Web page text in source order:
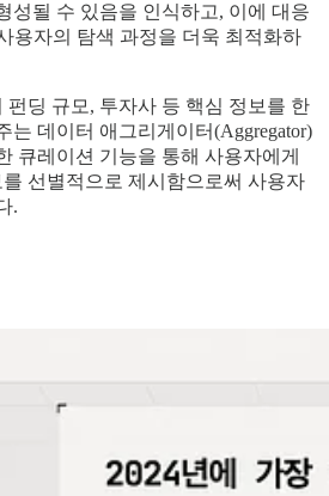
성될 수 있음을 인식하고, 이에 대응
용자의 탐색 과정을 더욱 최적화하
펀딩 규모, 투자사 등 핵심 정보를 한
는 데이터 애그리게이터(Aggregator)
큐레이션 기능을 통해 사용자에게
선별적으로 제시함으로써 사용자
.